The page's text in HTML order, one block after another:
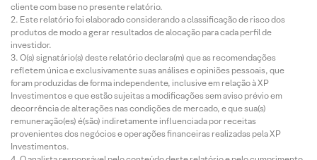
cliente com base no presente relatório.
Este relatório foi elaborado considerando a classificação de risco dos
produtos de modo a gerar resultados de alocação para cada perfil de
investidor.
O(s) signatário(s) deste relatório declara(m) que as recomendações
refletem única e exclusivamente suas análises e opiniões pessoais, que
foram produzidas de forma independente, inclusive em relação à XP
Investimentos e que estão sujeitas a modificações sem aviso prévio em
decorrência de alterações nas condições de mercado, e que sua(s)
remuneração(es) é(são) indiretamente influenciada por receitas
provenientes dos negócios e operações financeiras realizadas pela XP
Investimentos.